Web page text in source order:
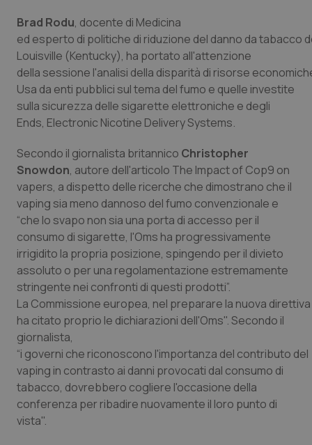
Sicilia
Toscana
Umbria
Veneto
Neuroscienze & patologie neurodegenerative
Obesità
Oftalmologia
Oncoematologia
Oncologia & Nutrizione
Psoriasi & pelle
Quotidiano Cardiologia
Quotidiano Chirurgia
Quotidiano Oncologia
Quotidiano Pediatria
Rene & patologie urogenitali
Brad Rodu, docente di Medicina
ed esperto di politiche di riduzione del danno da tabacco
Louisville (Kentucky), ha portato all'attenzione
della sessione l'analisi della disparità di risorse
Usa da enti pubblici sul tema del fumo e quelle investite
sulla sicurezza delle sigarette elettroniche e degli
Ends, Electronic Nicotine Delivery Systems.
Secondo il giornalista britannico Christopher
Snowdon, autore dell'articolo The Impact of Cop9 on
vapers, a dispetto delle ricerche che dimostrano che il
vaping sia meno dannoso del fumo convenzionale e
“che lo svapo non sia una porta di accesso per il
consumo di sigarette, l'Oms ha progressivamente
irrigidito la propria posizione, spingendo per il divieto
assoluto o per una regolamentazione estremamente
stringente nei confronti di questi prodotti”.
La Commissione europea, nel preparare la nuova
ha citato proprio le dichiarazioni dell'Oms". Secondo il
giornalista,
“i governi che riconoscono l'importanza del contributo del
vaping in contrasto ai danni provocati dal consumo di
tabacco, dovrebbero cogliere l'occasione della
conferenza per ribadire nuovamente il loro punto di
vista".